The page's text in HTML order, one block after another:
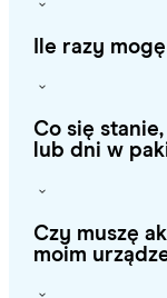
Ile razy
Co się
lub dni w
Czy muszę
moim